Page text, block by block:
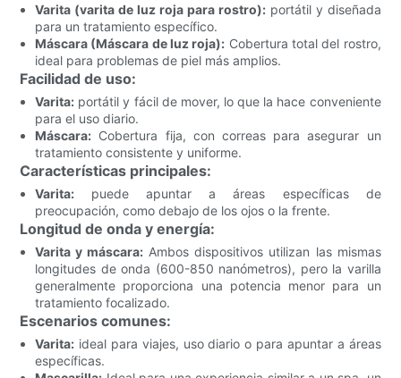
Varita (varita de luz roja para rostro):portátil y diseñada
para un tratamiento específico.
Máscara (Máscara de luz roja): Cobertura total del rostro,
ideal para problemas de piel más amplios.
Facilidad de uso:
Varita: portátil y fácil de mover, lo que la hace conveniente
para el uso diario.
Máscara: Cobertura fija, con correas para asegurar un
tratamiento consistente y uniforme.
Características principales:
Varita: puede apuntar a áreas específicas de
preocupación, como debajo de los ojos o la frente.
Longitud de onda y energía:
Varita y máscara: Ambos dispositivos utilizan las mismas
longitudes de onda (600-850 nanómetros), pero la varilla
generalmente proporciona una potencia menor para un
tratamiento focalizado.
Escenarios comunes:
Varita: ideal para viajes, uso diario o para apuntar a áreas
específicas.